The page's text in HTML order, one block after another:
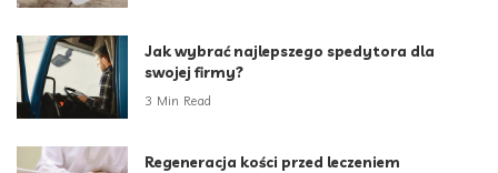
Jak wybrać najlepszego spedytora dla
swojej firmy?
3 Min Read
Regeneracja kości przed leczeniem